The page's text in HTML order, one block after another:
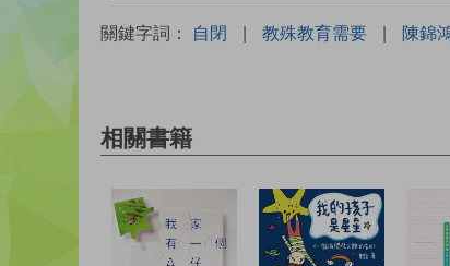
關鍵字詞： 自閉 | 教殊教育需要 | 陳錦
相關書籍